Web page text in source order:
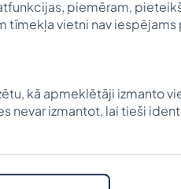
Latvijas jauniešu
Savienotajām
jauno mācību gadu
Aiz katra ziedotāja
piemēram,
tīmekļa vietni nav
kā apmeklētāji izmanto
nevar izmantot, lai tieši